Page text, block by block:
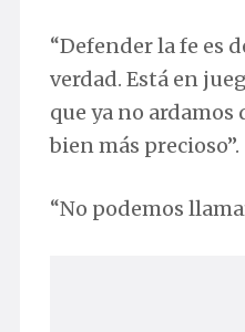
“Defender la fe es
verdad. Está en
que ya no
bien más precioso”.
“No podemos